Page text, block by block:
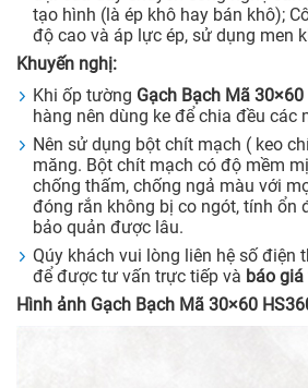
tạo hình (là ép khô hay bán khô);
độ cao và áp lực ép, sử dụng men
Khuyến nghị:
Khi ốp tường Gạch Bạch Mã 30×60
hàng nên dùng ke để chia đều các
Nên sử dụng bột chít mạch ( keo
măng. Bột chít mạch có độ mềm
chống thấm, chống ngả màu với
đóng rắn không bị co ngót, tính ổn
bảo quản được lâu.
Qúy khách vui lòng liên hệ số điện
để được tư vấn trực tiếp và báo
Hình ảnh Gạch Bạch Mã 30×60